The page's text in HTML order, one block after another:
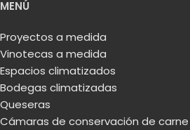
MENÚ
Proyectos a medida
Vinotecas a medida
Espacios climatizados
Bodegas climatizadas
Queseras
Cámaras de conservación de carne